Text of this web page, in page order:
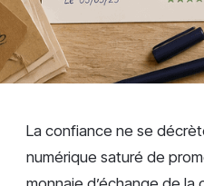
La confiance ne se
numérique saturé de